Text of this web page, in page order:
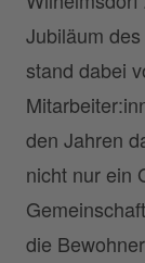
Jubiläum
stand dabei
den Jahren
nicht nur ein
die